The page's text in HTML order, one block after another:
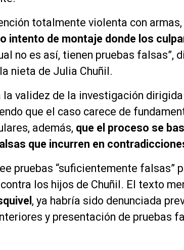
totalmente violenta con armas,
intento de montaje donde los
no es así, tienen pruebas falsas”,
nieta de Julia Chuñil.
validez de la investigación
que el caso carece de
además, que el proceso se
que incurren en
pruebas “suficientemente falsas”
los hijos de Chuñil. El texto
, ya habría sido denunciada
y presentación de pruebas